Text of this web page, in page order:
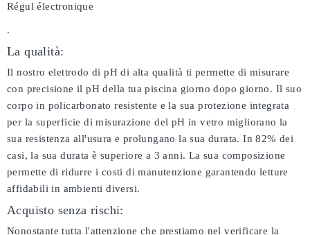
Régul électronique
.
La qualità:
Il nostro elettrodo di pH di alta qualità ti permette di misurare
con precisione il pH della tua piscina giorno dopo giorno. Il suo
corpo in policarbonato resistente e la sua protezione integrata
per la superficie di misurazione del pH in vetro migliorano la
sua resistenza all'usura e prolungano la sua durata. In 82% dei
casi, la sua durata è superiore a 3 anni. La sua composizione
permette di ridurre i costi di manutenzione garantendo letture
affidabili in ambienti diversi.
Acquisto senza rischi:
Nonostante tutta l'attenzione che prestiamo nel verificare la